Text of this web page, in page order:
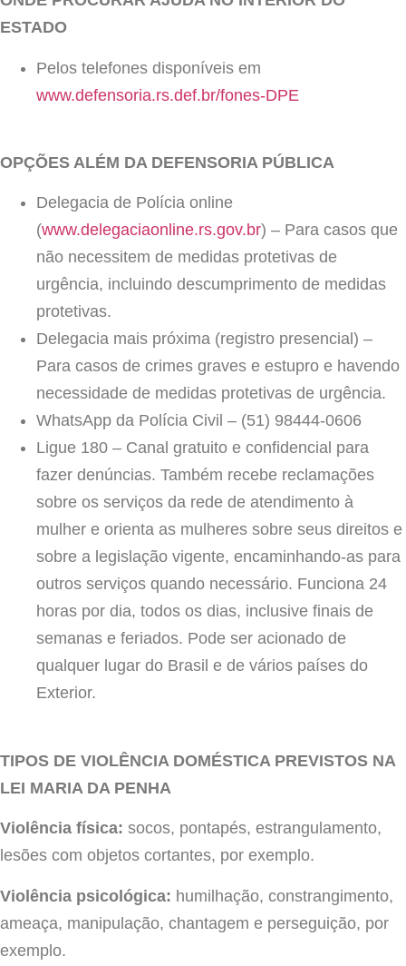
ESTADO
Pelos telefones disponíveis em
www.defensoria.rs.def.br/fones-DPE
OPÇÕES ALÉM DA DEFENSORIA PÚBLICA
Delegacia de Polícia online
(www.delegaciaonline.rs.gov.br) – Para casos que
não necessitem de medidas protetivas de
urgência, incluindo descumprimento de medidas
protetivas.
Delegacia mais próxima (registro presencial) –
Para casos de crimes graves e estupro e havendo
necessidade de medidas protetivas de urgência.
WhatsApp da Polícia Civil – (51) 98444-0606
Ligue 180 – Canal gratuito e confidencial para
fazer denúncias. Também recebe reclamações
sobre os serviços da rede de atendimento à
mulher e orienta as mulheres sobre seus direitos e
sobre a legislação vigente, encaminhando-as para
outros serviços quando necessário. Funciona 24
horas por dia, todos os dias, inclusive finais de
semanas e feriados. Pode ser acionado de
qualquer lugar do Brasil e de vários países do
Exterior.
TIPOS DE VIOLÊNCIA DOMÉSTICA PREVISTOS NA
LEI MARIA DA PENHA
Violência física: socos, pontapés, estrangulamento,
lesões com objetos cortantes, por exemplo.
Violência psicológica: humilhação, constrangimento,
ameaça, manipulação, chantagem e perseguição, por
exemplo.